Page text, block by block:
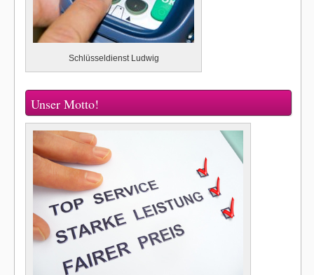
Schlüsseldienst Ludwig
Unser Motto!